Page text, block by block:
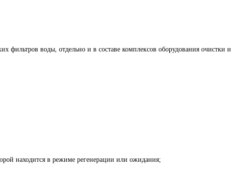
фильтров воды, отдельно и в составе комплексов оборудования очистки и
находится в режиме регенерации или ожидания;